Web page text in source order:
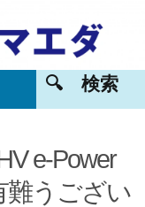
e-Power
難うござい